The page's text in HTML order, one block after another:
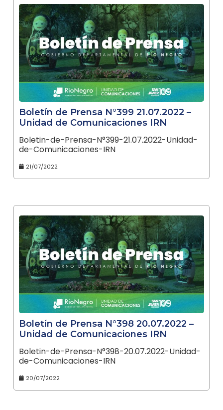
Boletín de Prensa N°399 21.07.2022 –
Unidad de Comunicaciones IRN
Boletin-de-Prensa-N°399-21.07.2022-Unidad-
de-Comunicaciones-IRN
21/07/2022
Boletín de Prensa N°398 20.07.2022 –
Unidad de Comunicaciones IRN
Boletin-de-Prensa-N°398-20.07.2022-Unidad-
de-Comunicaciones-IRN
20/07/2022